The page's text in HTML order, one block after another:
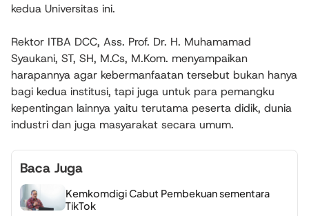
kedua Universitas ini.
Rektor ITBA DCC, Ass. Prof. Dr. H. Muhamamad
Syaukani, ST, SH, M.Cs, M.Kom. menyampaikan
harapannya agar kebermanfaatan tersebut bukan hanya
bagi kedua institusi, tapi juga untuk para pemangku
kepentingan lainnya yaitu terutama peserta didik, dunia
industri dan juga masyarakat secara umum.
Baca Juga
Kemkomdigi Cabut Pembekuan sementara
TikTok